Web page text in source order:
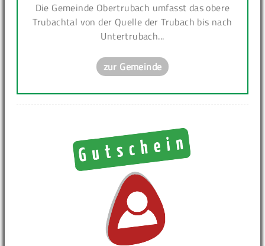
Die Gemeinde Obertrubach umfasst das obere
Trubachtal von der Quelle der Trubach bis nach
Untertrubach...
zur Gemeinde